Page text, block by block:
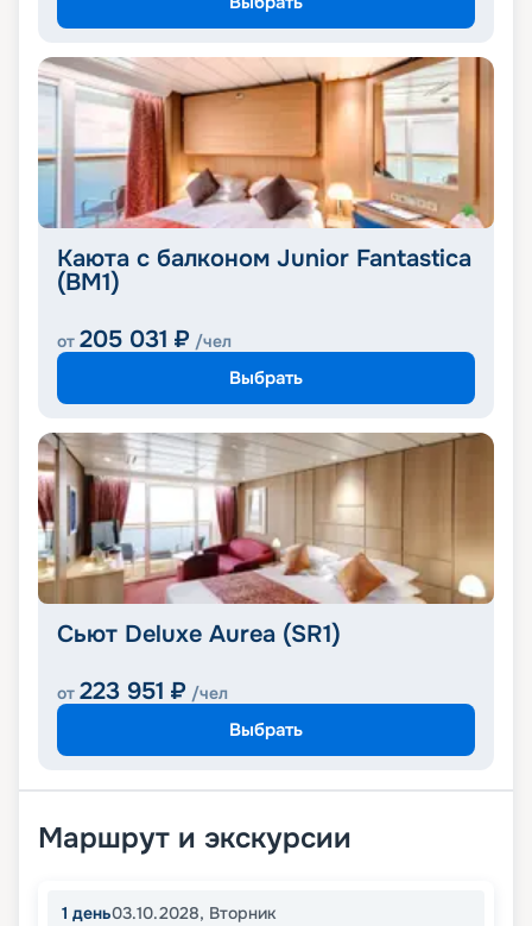
Каюта с балконом Junior Fantastica
(BM1)
от 205 031 ₽ /чел
Выбрать
Сьют Deluxe Aurea (SR1)
от 223 951 ₽ /чел
Выбрать
Маршрут и экскурсии
1 день03.10.2028, Вторник